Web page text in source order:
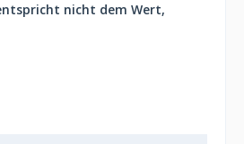
nicht dem Wert,